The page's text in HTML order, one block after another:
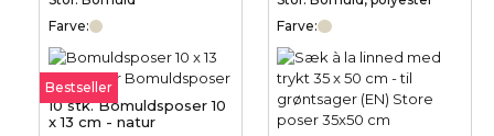
Farve:
Bestseller
10 stk. Bomuldsposer 10
x 13 cm - natur
Farve: